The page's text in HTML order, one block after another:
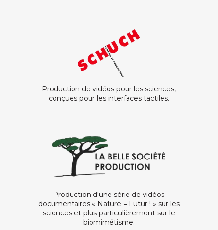
Production de vidéos pour les sciences,
conçues pour les interfaces tactiles.
Production d'une série de vidéos
documentaires « Nature = Futur ! » sur les
sciences et plus particulièrement sur le
biomimétisme.